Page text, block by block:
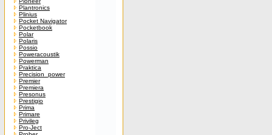
Plantronics
Plinius
Pocket Navigator
Pocketbook
Polar
Polaris
Possio
Poweracoustik
Powerman
Praktica
Precision_power
Premier
Premiera
Presonus
Prestigio
Prima
Primare
Privileg
Pro-Ject